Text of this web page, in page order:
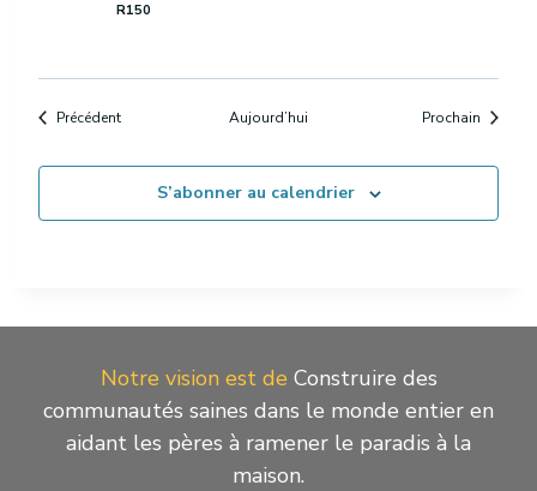
R150
PrécédentÉvènements Aujourd’hui Prochain
S’abonner au calendrier
Notre vision est de Construire des
communautés saines dans le monde entier en
aidant les pères à ramener le paradis à la
maison.